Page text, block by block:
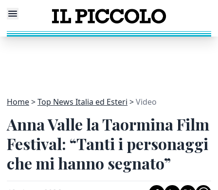
Home Top News Italia ed Esteri Video
Anna Valle la Taormina Film
Festival: “Tanti i personaggi
che mi hanno segnato”